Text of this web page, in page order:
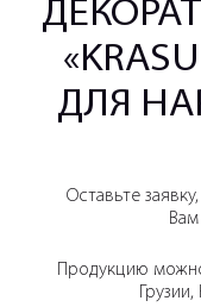
ДЛЯ
Оставьте
Продукцию